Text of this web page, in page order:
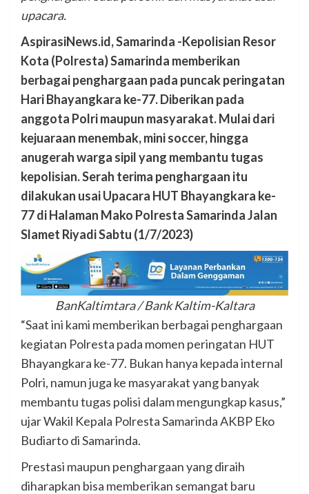
upacara.
AspirasiNews.id, Samarinda -Kepolisian Resor
Kota (Polresta) Samarinda memberikan
berbagai penghargaan pada puncak peringatan
Hari Bhayangkara ke-77. Diberikan pada
anggota Polri maupun masyarakat. Mulai dari
kejuaraan menembak, mini soccer, hingga
anugerah warga sipil yang membantu tugas
kepolisian.Serah terima penghargaan itu
dilakukan usai Upacara HUT Bhayangkara ke-
77 di Halaman Mako Polresta Samarinda Jalan
Slamet Riyadi Sabtu (1/7/2023)
BanKaltimtara / Bank Kaltim-Kaltara
“Saat ini kami memberikan berbagai penghargaan
kegiatan Polresta pada momen peringatan HUT
Bhayangkara ke-77. Bukan hanya kepada internal
Polri, namun juga ke masyarakat yang banyak
membantu tugas polisi dalam mengungkap kasus,”
ujar Wakil Kepala Polresta Samarinda AKBP Eko
Budiarto di Samarinda.
Prestasi maupun penghargaan yang diraih
diharapkan bisa memberikan semangat baru